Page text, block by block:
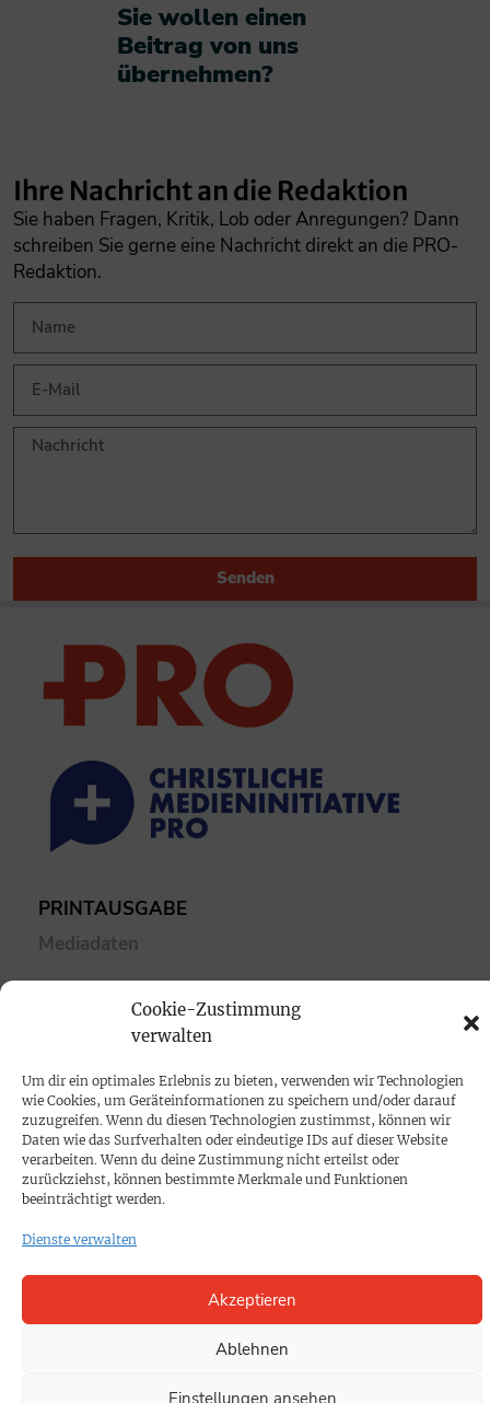
Cookie-Zustimmung
verwalten
Um dir ein optimales Erlebnis zu bieten, verwenden wir Technologien
wie Cookies, um Geräteinformationen zu speichern und/oder darauf
zuzugreifen. Wenn du diesen Technologien zustimmst, können wir
Daten wie das Surfverhalten oder eindeutige IDs auf dieser Website
verarbeiten. Wenn du deine Zustimmung nicht erteilst oder
zurückziehst, können bestimmte Merkmale und Funktionen
beeinträchtigt werden.
Dienste verwalten
Akzeptieren
Ablehnen
Einstellungen ansehen
Sie wollen einen
Beitrag von uns
übernehmen?​
Ihre Nachricht an die Redaktion
Sie haben Fragen, Kritik, Lob oder Anregungen? Dann
schreiben Sie gerne eine Nachricht direkt an die PRO-
Redaktion.
Senden
PRINTAUSGABE
Mediadaten
PROKOMPAKT
Impressum
SPENDEN
Datenschutz
KONTAKT
Cookie-Richtlinie